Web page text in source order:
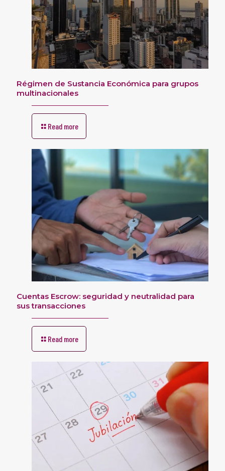
Régimen de Sustancia Económica para grupos
multinacionales
Read more
Cuentas Escrow: seguridad y neutralidad para
sus transacciones
Read more